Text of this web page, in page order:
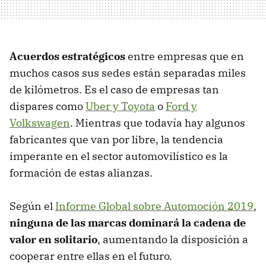
Acuerdos estratégicosentre empresas que en
muchos casos sus sedes están separadas miles
de kilómetros. Es el caso de empresas tan
dispares comoUber y Toyota o Ford y
Volkswagen. Mientras que todavía hay algunos
fabricantes que van por libre, la tendencia
imperante en el sector automovilístico es la
formación de estas alianzas.
Según el Informe Global sobre Automoción 2019,
ninguna de las marcas dominará la cadena de
valor en solitario, aumentando la disposición a
cooperar entre ellas en el futuro.